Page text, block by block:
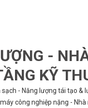
-
KỸ
sạch - Năng lượng tái tạo &
công nghiệp nặng -